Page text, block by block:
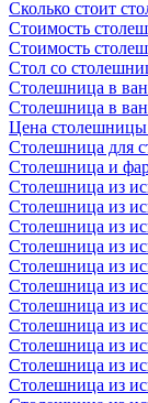
Сколько стоит
Стоимость
Стоимость
Стол со
Столешница в
Столешница в
Цена столешницы
Столешница для
Столешница и
Столешница из
Столешница из
Столешница из
Столешница из
Столешница из
Столешница из
Столешница из
Столешница из
Столешница из
Столешница из
Столешница из